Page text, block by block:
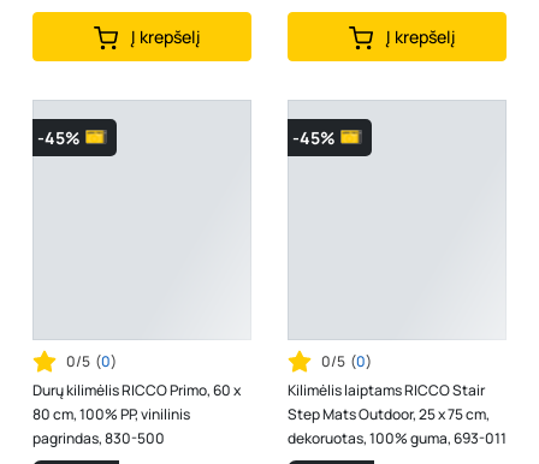
Į krepšelį Į krepšelį
-45%
0/5 (0)
Durų kilimėlis RICCO Primo, 60 x
80 cm, 100% PP, vinilinis
pagrindas, 830-500
-45%
0/5 (0)
Kilimėlis laiptams RICCO Stair
Step Mats Outdoor, 25 x 75 cm,
dekoruotas, 100% guma, 693-011